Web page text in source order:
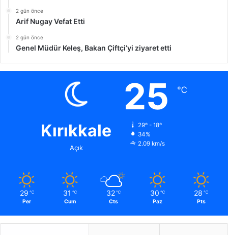
2 gün önce
Arif Nugay Vefat Etti
2 gün önce
Genel Müdür Keleş, Bakan Çiftçi’yi ziyaret etti
Kırıkkale
Açık
25 ℃
29º - 18º
34%
2.09 km/s
29 ℃
Per
31 ℃
Cum
32 ℃
Cts
30 ℃
Paz
28 ℃
Pts